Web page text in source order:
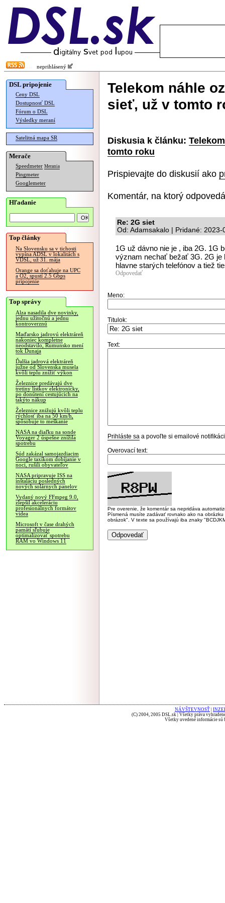
neprihlásený
DSL pripojenie
Ceny DSL
Dostupnosť DSL
Fórum o DSL
Výsledky meraní
Satelitná mapa SR
Merače
Speedmeter Merania
Pingmeter
Googlemeter
Hľadanie
Top články
Na Slovensku sa v tichosti
vypína ADSL v lokalitách s
VDSL, už 31. mája
Orange sa doťahuje na UPC
a O2, spustí 2.5 Gbps
pripojenie
Top správy
Alza nasadila dve novinky,
jednu užitočnú a jednu
kontroverznú
Maďarsko jadrovú elektráreň
nakoniec kompletne
neodstavilo, Rumunsko mení
tok Dunaja
Ďalšia jadrová elektráreň
južne od Slovenska musela
kvôli teplu znížiť výkon
Železnice predávajú dve
tretiny lístkov elektronicky,
po donútení cestujúcich na
takýto nákup
Železnice znižujú kvôli teplu
rýchlosť iba na 50 km/h,
spôsobuje to meškanie
NASA na diaľku na sonde
Voyager 2 úspešne znížila
spotrebu
Súd zakázal samojazdiacim
Google taxíkom dobíjanie v
noci, rušili obyvateľov
NASA pripravuje ISS na
inštaláciu posledných
nových solárnych panelov
Vydaný nový FFmpeg 9.0,
zlepšil akceleráciu
profesionálnych formátov
videa
Microsoft v čase drahých
pamätí sľubuje
optimalizovať spotrebu
RAM vo Windows 11
Telekom náhle
sieť, už v tomto
Diskusia k článku:
tomto roku
Prispievajte do diskusií ako
Komentár, na ktorý
Re: 2G siet
Od: Adamsakalo | Pridané:
1G už dávno nie je , iba 2G. 1G
význam nechať bežať 3G. 2G je
hlavne starých telefónov a tiež
Odpovedať
Meno:
Titulok:
Text:
Prihláste sa a povoľte si emailové
Overovací text:
Pre overenie, že komentár sa nepridáva
Písmená musíte zadávať rovnako ako na
obrázok". V texte sa používajú iba znaky
NÁVŠTEVNOSŤ
(C) 2004, 2005 DSL.sk | Všetky práva
Všetky uvedené informácie sú